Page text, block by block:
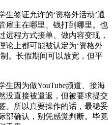
签证允许的‘资格外活动’通
雇主在哪里、钱打到哪里。也
远程方式接单、做内容变现，
论上都可能被认定为‘资格外
。长假期间可以放宽，但平
生因为做YouTube频道、接海
没直接被遣返，但被要求提交
。所以真要操作的话，最稳妥
部确认，别凭感觉判断。毕竟